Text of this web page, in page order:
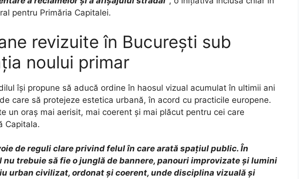
pentru Primăria Capitalei.
revizuite în București sub
noului primar
își propune să aducă ordine în haosul vizual acumulat în ultimii ani
care să protejeze estetica urbană, în acord cu practicile europene.
un oraș mai aerisit, mai coerent și mai plăcut pentru cei care
Capitala.
de reguli clare privind felul în care arată spațiul public. În
nu trebuie să fie o junglă de bannere, panouri improvizate și lumini
urban civilizat, ordonat și coerent, unde disciplina vizuală și